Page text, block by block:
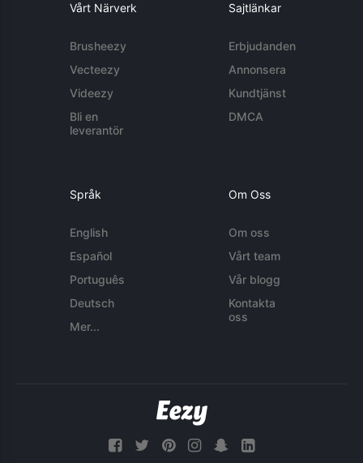
Vårt Närverk
Brusheezy
Vecteezy
Videezy
Bli en
leverantör
Sajtlänkar
Erbjudanden
Annonsera
Kundtjänst
DMCA
Språk
English
Español
Português
Deutsch
Mer...
Om Oss
Om oss
Vårt team
Vår blogg
Kontakta
oss